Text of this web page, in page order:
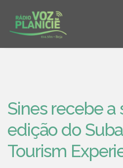
Sines recebe a
edição do
Tourism